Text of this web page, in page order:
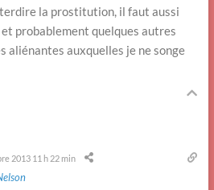
la prostitution, il faut aussi
probablement quelques autres
aliénantes auxquelles je ne songe
2013 11 h 22 min